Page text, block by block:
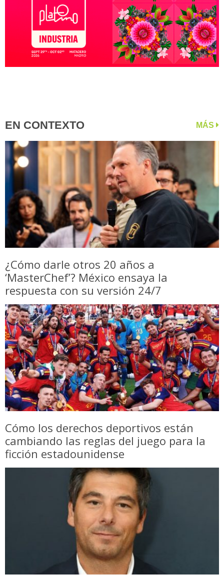
EN CONTEXTO MÁS
¿Cómo darle otros 20 años a
‘MasterChef’? México ensaya la
respuesta con su versión 24/7
Cómo los derechos deportivos están
cambiando las reglas del juego para la
ficción estadounidense